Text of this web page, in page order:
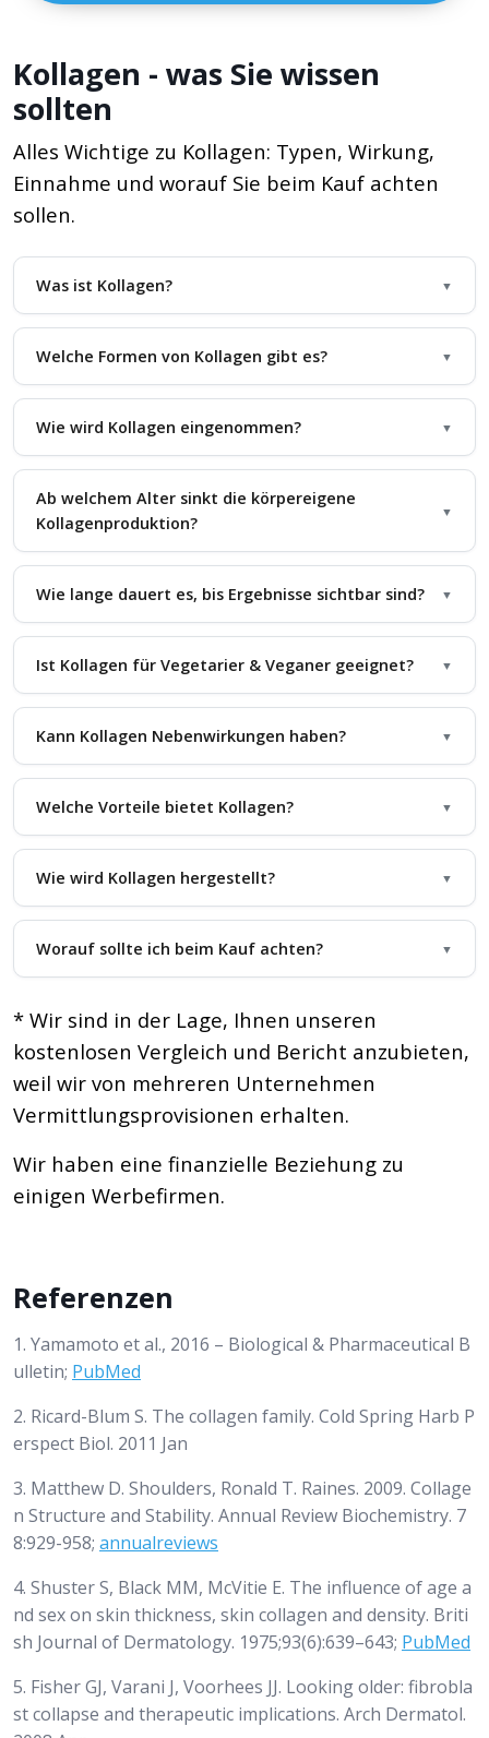
Kollagen - was Sie wissen
sollten
Alles Wichtige zu Kollagen: Typen, Wirkung,
Einnahme und worauf Sie beim Kauf achten
sollen.
Was ist Kollagen? ▼
Welche Formen von Kollagen gibt es? ▼
Wie wird Kollagen eingenommen? ▼
Ab welchem Alter sinkt die körpereigene
Kollagenproduktion?
▼
Wie lange dauert es, bis Ergebnisse sichtbar sind? ▼
Ist Kollagen für Vegetarier & Veganer geeignet? ▼
Kann Kollagen Nebenwirkungen haben? ▼
Welche Vorteile bietet Kollagen? ▼
Wie wird Kollagen hergestellt? ▼
Worauf sollte ich beim Kauf achten? ▼
* Wir sind in der Lage, Ihnen unseren
kostenlosen Vergleich und Bericht anzubieten,
weil wir von mehreren Unternehmen
Vermittlungsprovisionen erhalten.
Wir haben eine finanzielle Beziehung zu
einigen Werbefirmen.
Referenzen
1. Yamamoto et al., 2016 – Biological & Pharmaceutical B
ulletin; PubMed
2. Ricard-Blum S. The collagen family. Cold Spring Harb P
erspect Biol. 2011 Jan
3. Matthew D. Shoulders, Ronald T. Raines. 2009. Collage
n Structure and Stability. Annual Review Biochemistry. 7
8:929-958; annualreviews
4. Shuster S, Black MM, McVitie E. The influence of age a
nd sex on skin thickness, skin collagen and density. Briti
sh Journal of Dermatology. 1975;93(6):639–643; PubMed
5. Fisher GJ, Varani J, Voorhees JJ. Looking older: fibrobla
st collapse and therapeutic implications. Arch Dermatol.